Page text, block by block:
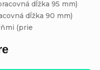
dĺžka 95 mm)
dĺžka 90 mm)
(prie